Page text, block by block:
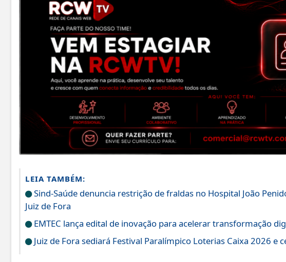
LEIA TAMBÉM:
Sind-Saúde denuncia restrição de fraldas no Hospital João
Juiz de Fora
EMTEC lança edital de inovação para acelerar transformação
Juiz de Fora sediará Festival Paralímpico Loterias Caixa 2026 e